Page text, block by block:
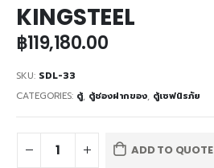
KINGSTEEL
฿119,180.00
SKU: SDL-33
CATEGORIES: ตู้, ตู้ช่องฝากของ, ตู้เซฟนิรภัย
ADD TO QUOTE